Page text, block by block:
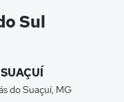
Sul
do Suaçuí, MG